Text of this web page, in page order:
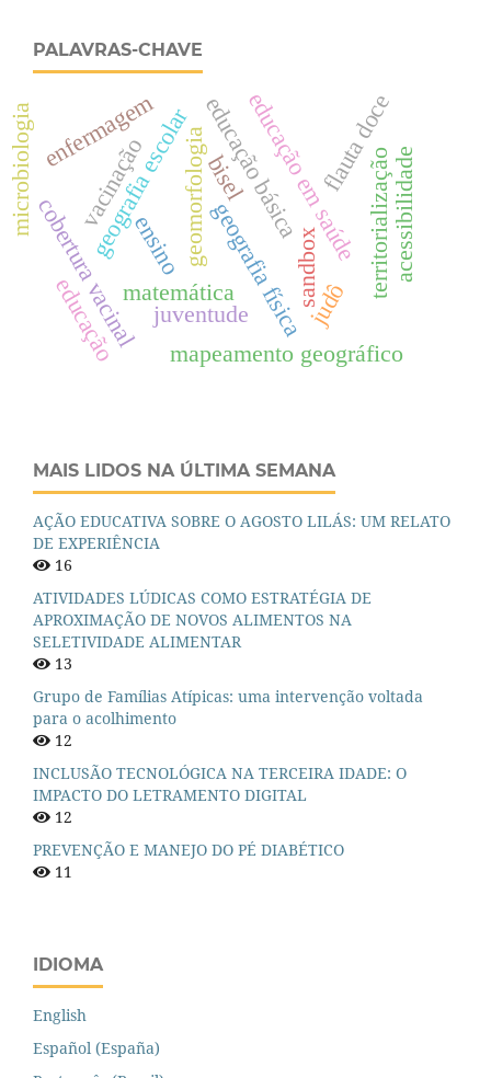
PALAVRAS-CHAVE
geografia física
geomorfologia
geografia escolar
sandbox
cobertura vacinal
educação em saúde
enfermagem
vacinação
microbiologia
ensino
educação básica
bisel flauta doce
matemática territorialização
mapeamento geográfico
acessibilidade
educação judô
juventude
MAIS LIDOS NA ÚLTIMA SEMANA
AÇÃO EDUCATIVA SOBRE O AGOSTO LILÁS: UM RELATO
DE EXPERIÊNCIA
16
ATIVIDADES LÚDICAS COMO ESTRATÉGIA DE
APROXIMAÇÃO DE NOVOS ALIMENTOS NA
SELETIVIDADE ALIMENTAR
13
Grupo de Famílias Atípicas: uma intervenção voltada
para o acolhimento
12
INCLUSÃO TECNOLÓGICA NA TERCEIRA IDADE: O
IMPACTO DO LETRAMENTO DIGITAL
12
PREVENÇÃO E MANEJO DO PÉ DIABÉTICO
11
IDIOMA
English
Español (España)